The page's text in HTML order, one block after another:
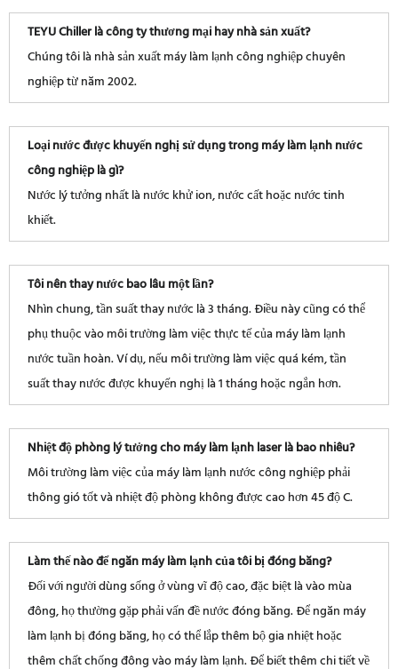
TEYU Chiller là công ty thương mại hay nhà sản xuất?
Chúng tôi là nhà sản xuất máy làm lạnh công nghiệp chuyên
nghiệp từ năm 2002.
Loại nước được khuyến nghị sử dụng trong máy làm lạnh nước
công nghiệp là gì?
Nước lý tưởng nhất là nước khử ion, nước cất hoặc nước tinh
khiết.
Tôi nên thay nước bao lâu một lần?
Nhìn chung, tần suất thay nước là 3 tháng. Điều này cũng có thể
phụ thuộc vào môi trường làm việc thực tế của máy làm lạnh
nước tuần hoàn. Ví dụ, nếu môi trường làm việc quá kém, tần
suất thay nước được khuyến nghị là 1 tháng hoặc ngắn hơn.
Nhiệt độ phòng lý tưởng cho máy làm lạnh laser là bao nhiêu?
Môi trường làm việc của máy làm lạnh nước công nghiệp phải
thông gió tốt và nhiệt độ phòng không được cao hơn 45 độ C.
Làm thế nào để ngăn máy làm lạnh của tôi bị đóng băng?
Đối với người dùng sống ở vùng vĩ độ cao, đặc biệt là vào mùa
đông, họ thường gặp phải vấn đề nước đóng băng. Để ngăn máy
làm lạnh bị đóng băng, họ có thể lắp thêm bộ gia nhiệt hoặc
thêm chất chống đông vào máy làm lạnh. Để biết thêm chi tiết về